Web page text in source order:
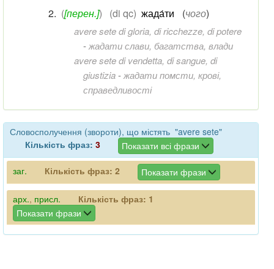
([перен.]) (di qc) жада́ти (чого)
avere sete di gloria, di ricchezze, di potere
-жадати слави, багатства, влади
avere sete di vendetta, di sangue, di
giustizia-жадати помсти, крові,
справедливості
Словосполучення (звороти), що містять "avere sete"
Кількість фраз: 3 Показати всі фрази
заг. Кількість фраз: 2 Показати фрази
арх., присл. Кількість фраз: 1
Показати фрази